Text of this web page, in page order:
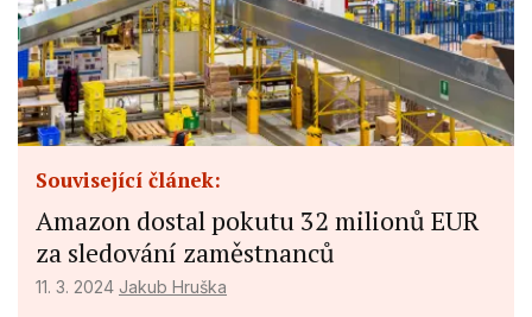
Související článek:
Amazon dostal pokutu 32 milionů EUR
za sledování zaměstnanců
11. 3. 2024 Jakub Hruška
Functional
Advertising